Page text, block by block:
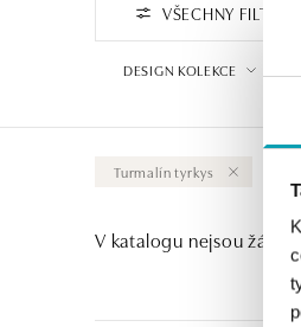
VŠECHNY FILTRY
DESIGN KOLEKCE
Turmalín tyrkys
V katalogu nejsou